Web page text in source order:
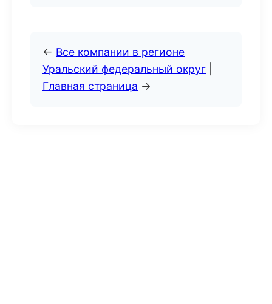
← Все компании в регионе
Уральский федеральный округ
Главная страница →